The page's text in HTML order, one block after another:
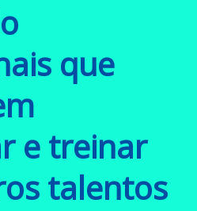
que
e treinar
talentos